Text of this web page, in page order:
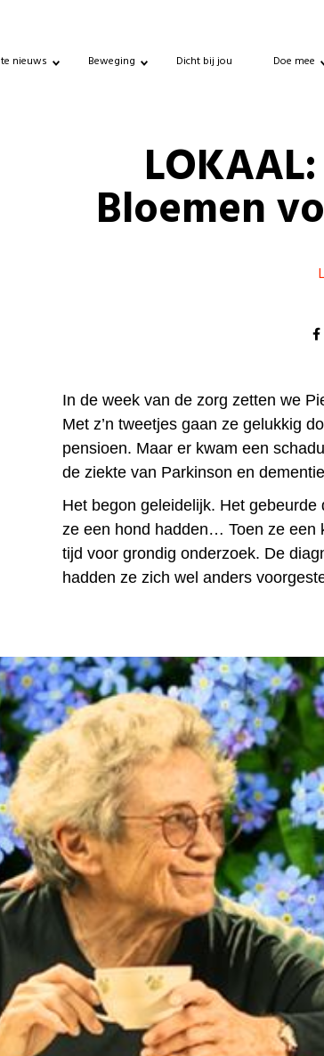
nieuws Beweging Dicht bij jou Doe mee
Bloemen
In de week van de zorg zetten we
Met z’n tweetjes gaan ze gelukkig
pensioen. Maar er kwam een
de ziekte van Parkinson en
Het begon geleidelijk. Het
ze een hond hadden… Toen ze een
tijd voor grondig onderzoek. De
hadden ze zich wel anders